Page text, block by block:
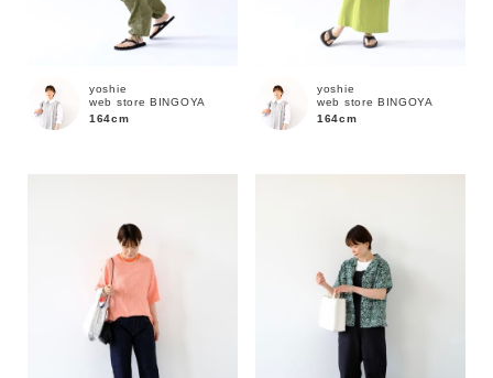
yoshie
web store BINGOYA
164cm
yoshie
web store BINGOYA
164cm